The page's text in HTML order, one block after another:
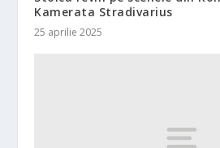
Kamerata Stradivarius
25 aprilie 2025